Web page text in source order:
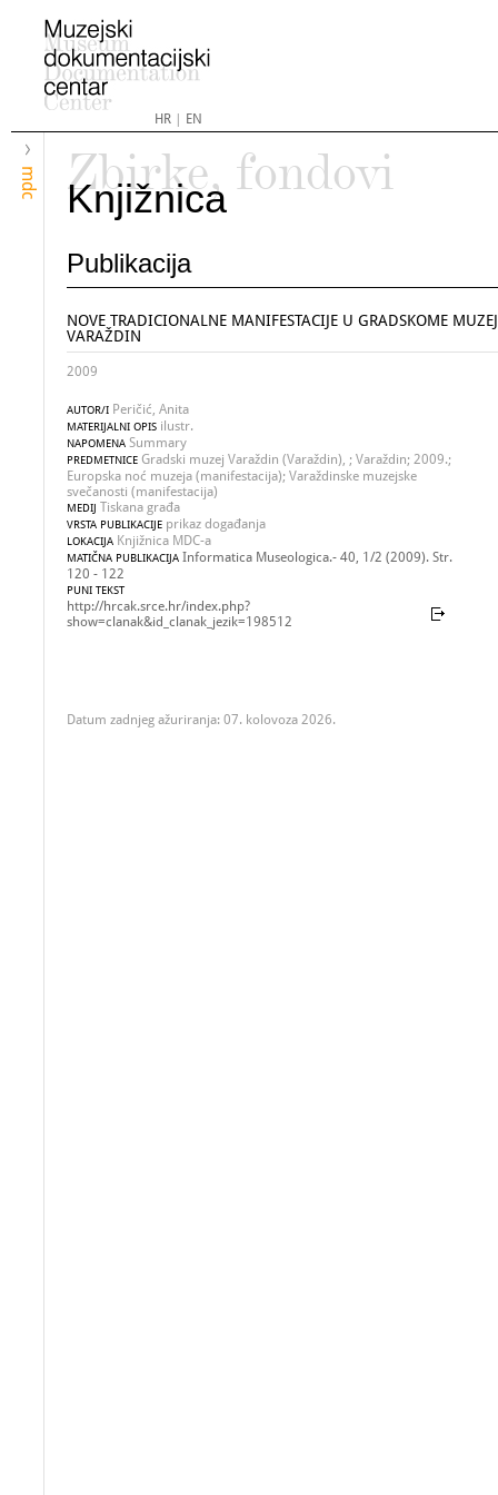
HR| EN
mdc
Zbirke, fondovi
Knjižnica
Publikacija
NOVE TRADICIONALNE MANIFESTACIJE U GRADSKOME
VARAŽDIN
2009
AUTOR/I Peričić, Anita
MATERIJALNI OPIS ilustr.
NAPOMENA Summary
PREDMETNICE Gradski muzej Varaždin (Varaždin), ; Varaždin; 2009.;
Europska noć muzeja (manifestacija); Varaždinske muzejske
svečanosti (manifestacija)
MEDIJ Tiskana građa
VRSTA PUBLIKACIJE prikaz događanja
LOKACIJA Knjižnica MDC-a
MATIČNA PUBLIKACIJA Informatica Museologica.- 40, 1/2 (2009). Str.
120 - 122
PUNI TEKST
http://hrcak.srce.hr/index.php?
show=clanak&id_clanak_jezik=198512
Datum zadnjeg ažuriranja: 07. kolovoza 2026.